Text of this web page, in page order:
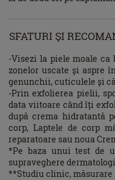
SFATURI ŞI
-Visezi la piele moale ca
zonelor uscate și aspre
genunchii, cuticulele și
-Prin exfolierea pielii,
data viitoare când îți
după crema hidratantă
corp, Laptele de corp
reparatoare sau noua
*Pe baza unui test de
supraveghere
**Studiu clinic, măsurare